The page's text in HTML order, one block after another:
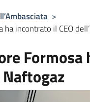
>
ha incontrato il CEO